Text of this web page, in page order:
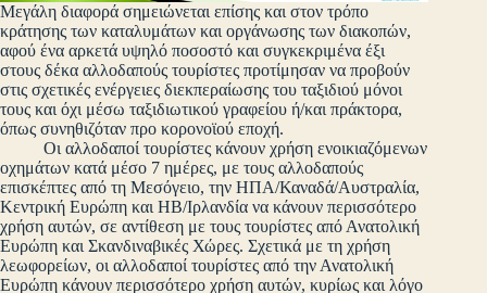
Μεγάλη διαφορά σημειώνεται επίσης και στον τρόπο
κράτησης των καταλυμάτων και οργάνωσης των διακοπών,
αφού ένα αρκετά υψηλό ποσοστό και συγκεκριμένα έξι
στους δέκα αλλοδαπούς τουρίστες προτίμησαν να προβούν
στις σχετικές ενέργειες διεκπεραίωσης του ταξιδιού μόνοι
τους και όχι μέσω ταξιδιωτικού γραφείου ή/και πράκτορα,
όπως συνηθιζόταν προ κορονοϊού εποχή.
Οι αλλοδαποί τουρίστες κάνουν χρήση ενοικιαζόμενων
οχημάτων κατά μέσο 7 ημέρες, με τους αλλοδαπούς
επισκέπτες από τη Μεσόγειο, την ΗΠΑ/Καναδά/Αυστραλία,
Κεντρική Ευρώπη και ΗΒ/Ιρλανδία να κάνουν περισσότερο
χρήση αυτών, σε αντίθεση με τους τουρίστες από Ανατολική
Ευρώπη και Σκανδιναβικές Χώρες. Σχετικά με τη χρήση
λεωφορείων, οι αλλοδαποί τουρίστες από την Ανατολική
Ευρώπη κάνουν περισσότερο χρήση αυτών, κυρίως και λόγο